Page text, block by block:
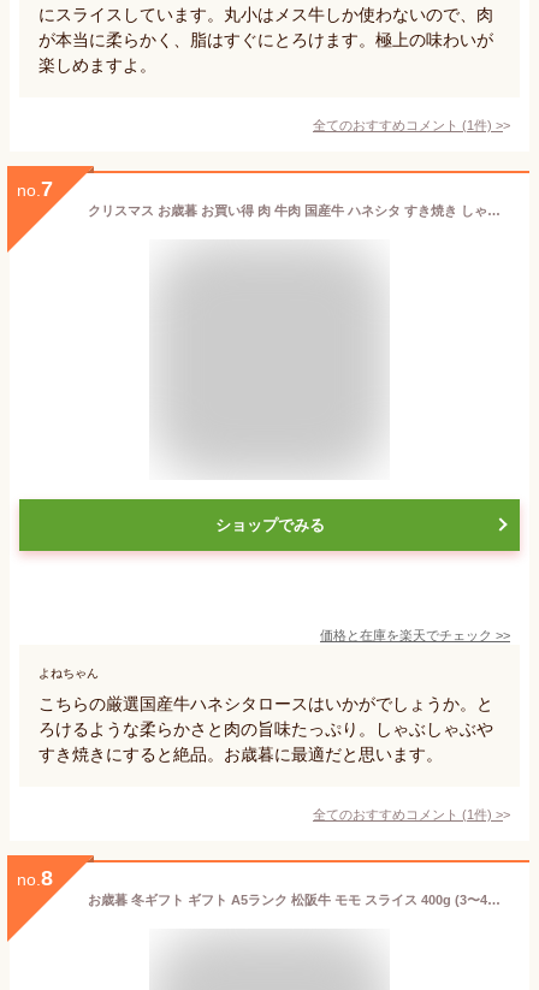
にスライスしています。丸小はメス牛しか使わないので、肉
が本当に柔らかく、脂はすぐにとろけます。極上の味わいが
楽しめますよ。
全てのおすすめコメント (1件) >
no. 7
クリスマス お歳暮 お買い得 肉 牛肉 国産牛 ハネシタ すき焼き しゃぶしゃぶ ギフト お取り寄せ 厳選国産牛ハネシタロース すき焼き・しゃぶしゃぶ用 レギュラー 400g
ショップでみる
価格と在庫を楽天でチェック >>
よねちゃん
こちらの厳選国産牛ハネシタロースはいかがでしょうか。と
ろけるような柔らかさと肉の旨味たっぷり。しゃぶしゃぶや
すき焼きにすると絶品。お歳暮に最適だと思います。
全てのおすすめコメント (1件) >
no. 8
お歳暮 冬ギフト ギフト A5ランク 松阪牛 モモ スライス 400g (3〜4人前) 黒毛和牛 国産 和牛 最高級 牛肉 すきやき しゃぶしゃぶ 冷しゃぶ 焼きしゃぶ 薄切り肉 もも 赤身 霜降り 個包装 黒毛和牛 すき焼き ブランド牛 ぎゅうにく 内祝い 肉 プレゼント 御歳暮